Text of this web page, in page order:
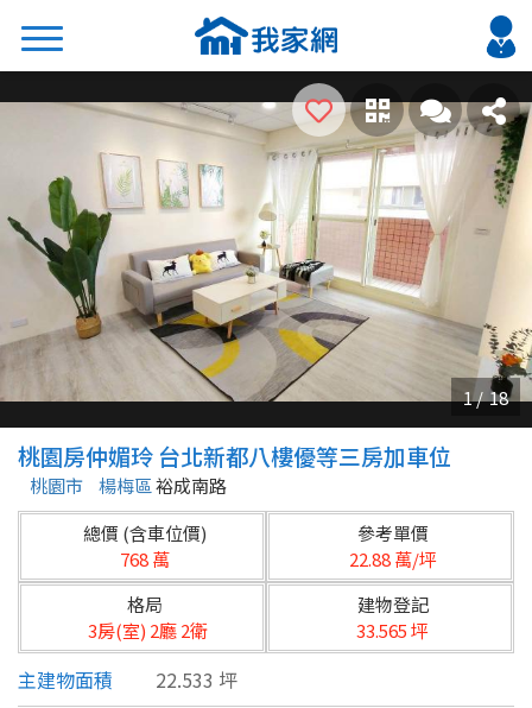
搜尋
熱門關鍵字
2026 台北降價好屋限量釋出
2026 新北降價好屋限量釋出
2026 台中降價好屋限量釋出
2026 台南降價好屋限量釋出
2026 高雄降價好屋限量釋出
縣市
不限
台北市
基隆市
新北市
宜蘭縣
區域
桃園房仲媚玲 台北新都八樓優等三房加車位
桃園市 楊梅區裕成南路
總價 (含車位價)
768 萬
參考單價
22.88 萬/坪
格局
3房(室) 2廳 2衛
建物登記
33.565 坪
主建物面積
22.533 坪